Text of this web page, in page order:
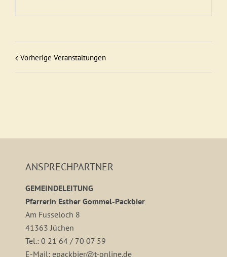
Vorherige Veranstaltungen
ANSPRECHPARTNER
GEMEINDELEITUNG
Pfarrerin Esther Gommel-Packbier
Am Fusseloch 8
41363 Jüchen
Tel.: 0 21 64 / 70 07 59
E-Mail: epackbier@t-online.de